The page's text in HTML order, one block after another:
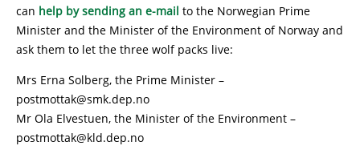
can help by sending an e-mail to the Norwegian Prime
Minister and the Minister of the Environment of Norway and
ask them to let the three wolf packs live:
Mrs Erna Solberg, the Prime Minister –
postmottak@smk.dep.no
Mr Ola Elvestuen, the Minister of the Environment –
postmottak@kld.dep.no